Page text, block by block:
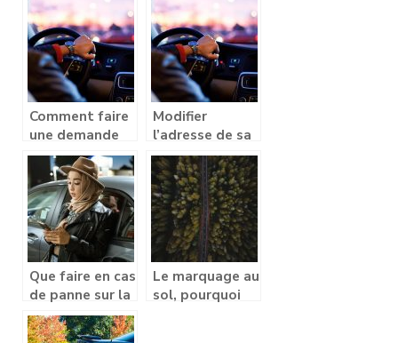
conseils pour
un séjour éco
responsable,
mais réussit
savoir ?
Comment faire
une demande
de changement
d’adresse ?
Modifier
l’adresse de sa
carte grise est
devenu une
chose simple
Que faire en cas
de panne sur la
route des
vacances?
Le marquage au
sol, pourquoi